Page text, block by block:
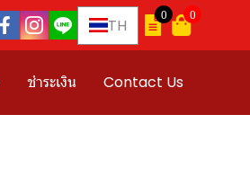
TH
0 0
ชำระเงิน Contact Us